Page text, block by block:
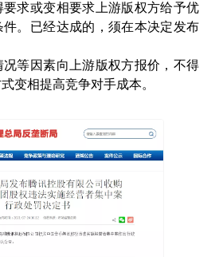
求或变相要求上游版权方给予优
。已经达成的，须在本决定发布
等因素向上游版权方报价，不得
变相提高竞争对手成本。